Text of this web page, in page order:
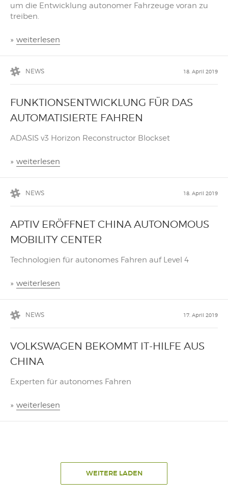
um die Entwicklung autonomer Fahrzeuge voran zu
treiben.
» weiterlesen
NEWS 18. April 2019
FUNKTIONSENTWICKLUNG FÜR DAS
AUTOMATISIERTE FAHREN
ADASIS v3 Horizon Reconstructor Blockset
» weiterlesen
NEWS 18. April 2019
APTIV ERÖFFNET CHINA AUTONOMOUS
MOBILITY CENTER
Technologien für autonomes Fahren auf Level 4
» weiterlesen
NEWS 17. April 2019
VOLKSWAGEN BEKOMMT IT-HILFE AUS
CHINA
Experten für autonomes Fahren
» weiterlesen
WEITERE LADEN